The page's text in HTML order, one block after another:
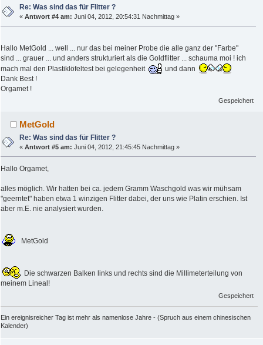
Re: Was sind das für Flitter ?
«Antwort #4 am: Juni 04, 2012, 20:54:31 Nachmittag »
Hallo MetGold ... well ... nur das bei meiner Probe die alle ganz der "Farbe"
sind ... grauer ... und anders strukturiert als die Goldflitter ... schauma moi ! ich
mach mal den Plastiklöfeltest bei gelegenheit
und dann
Dank Best !
Orgamet !
Gespeichert
MetGold
Re: Was sind das für Flitter ?
«Antwort #5 am: Juni 04, 2012, 21:45:45 Nachmittag »
Hallo Orgamet,
alles möglich. Wir hatten bei ca. jedem Gramm Waschgold was wir mühsam
"geerntet" haben etwa 1 winzigen Flitter dabei, der uns wie Platin erschien. Ist
aber m.E. nie analysiert wurden.
MetGold
Die schwarzen Balken links und rechts sind die Millimeterteilung von
meinem Lineal!
Gespeichert
Ein ereignisreicher Tag ist mehr als namenlose Jahre - (Spruch aus einem chinesischen
Kalender)